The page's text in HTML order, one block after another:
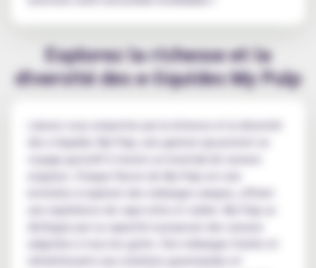
Explorez la richesse et la
diversité des e-liquides My Pulp
Laissez-vous emporter par la richesse et la diversité
des e-liquides My Pulp, une gamme qui promet un
voyage gustatif à travers un éventail de saveurs
exquises. Chaque flacon de My Pulp est une
invitation à explorer des mélanges uniques, offrant
une expérience de vape riche et variée. My Pulp se
distingue par sa capacité à proposer des saveurs
adaptées à tous les goûts. Des mélanges fruités et